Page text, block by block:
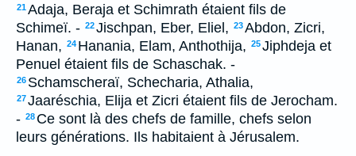
21Adaja, Beraja et Schimrath étaient fils de
Schimeï. - 22Jischpan, Eber, Eliel, 23Abdon, Zicri,
Hanan, 24 Hanania, Elam, Anthothija, 25Jiphdeja et
Penuel étaient fils de Schaschak. -
26 Schamscheraï, Schecharia, Athalia,
27Jaaréschia, Elija et Zicri étaient fils de Jerocham.
- 28 Ce sont là des chefs de famille, chefs selon
leurs générations. Ils habitaient à Jérusalem.